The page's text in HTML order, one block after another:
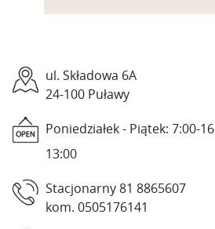
ul. Składowa 6A
24-100 Puławy
Poniedziałek - Piątek: 7:00-
13:00
Stacjonarny 81 8865607
kom. 0505176141